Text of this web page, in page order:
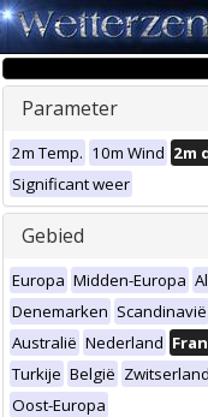
Parameter
2m Temp. 10m Wind 2m
Significant weer
Gebied
Europa Midden-Europa
Denemarken Scandinavië
Australië Nederland
Turkije België Zwitserland
Oost-Europa